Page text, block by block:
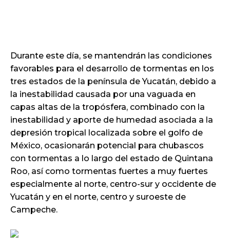
Durante este día, se mantendrán las condiciones
favorables para el desarrollo de tormentas en los
tres estados de la península de Yucatán, debido a
la inestabilidad causada por una vaguada en
capas altas de la tropósfera, combinado con la
inestabilidad y aporte de humedad asociada a la
depresión tropical localizada sobre el golfo de
México, ocasionarán potencial para chubascos
con tormentas a lo largo del estado de Quintana
Roo, así como tormentas fuertes a muy fuertes
especialmente al norte, centro-sur y occidente de
Yucatán y en el norte, centro y suroeste de
Campeche.